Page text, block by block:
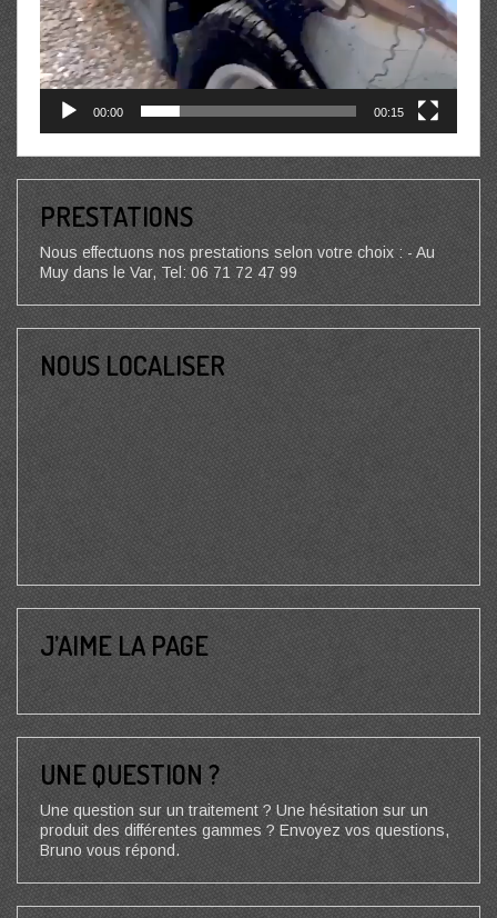
00:00 00:15
PRESTATIONS
Nous effectuons nos prestations selon votre choix : - Au
Muy dans le Var, Tel: 06 71 72 47 99
NOUS LOCALISER
J’AIME LA PAGE
UNE QUESTION ?
Une question sur un traitement ? Une hésitation sur un
produit des différentes gammes ? Envoyez vos questions,
Bruno vous répond.